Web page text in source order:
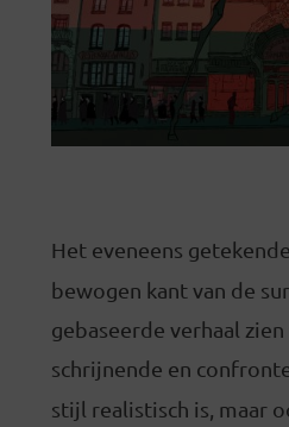
Het eveneens getekende
bewogen kant van de
gebaseerde verhaal
schrijnende en
stijl realistisch is, maar